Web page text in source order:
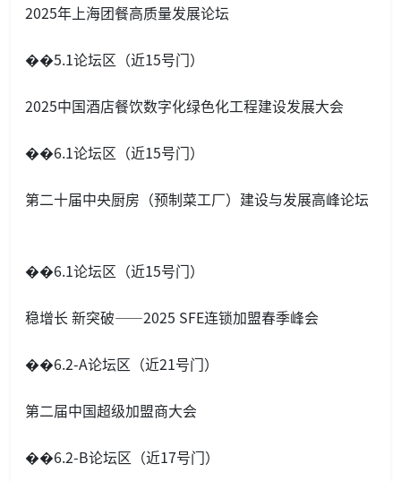
2025年上海团餐高质量发展论坛
��5.1论坛区（近15号门）
2025中国酒店餐饮数字化绿色化工程建设发展大会
��6.1论坛区（近15号门）
第二十届中央厨房（预制菜工厂）建设与发展高峰论坛
��6.1论坛区（近15号门）
稳增长 新突破——2025 SFE连锁加盟春季峰会
��6.2-A论坛区（近21号门）
第二届中国超级加盟商大会
��6.2-B论坛区（近17号门）